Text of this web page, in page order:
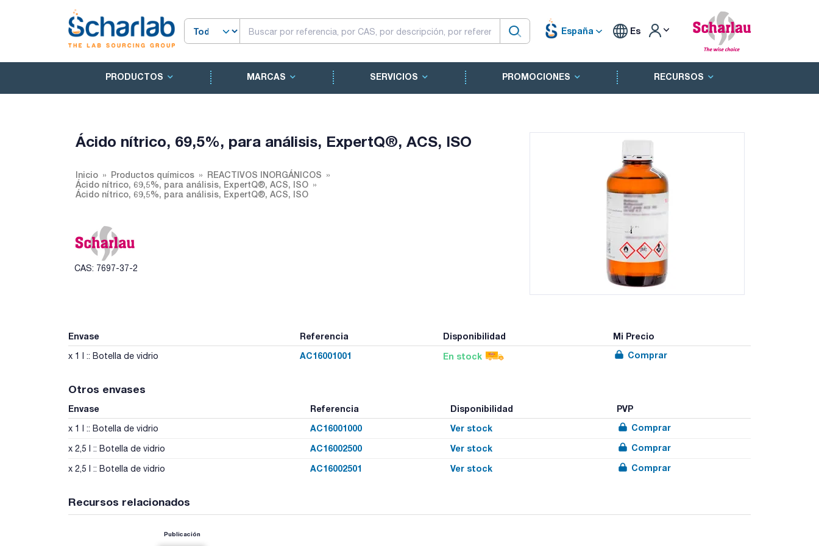
España Es
PRODUCTOS MARCAS SERVICIOS PROMOCIONES RECURSOS
Ácido nítrico, 69,5%, para análisis, ExpertQ®, ACS, ISO
Inicio Productos químicos
REACTIVOS INORGÁNICOS
Ácido nítrico, 69,5%, para análisis, ExpertQ®, ACS, ISO
Ácido nítrico, 69,5%, para análisis, ExpertQ®, ACS, ISO
CAS: 7697-37-2
Envase Referencia Disponibilidad Mi Precio
x 1 l :: Botella de vidrio AC16001001 En stock Comprar
Otros envases
Envase Referencia Disponibilidad PVP
x 1 l :: Botella de vidrio AC16001000 Ver stock Comprar
x 2,5 l :: Botella de vidrio AC16002500 Ver stock Comprar
x 2,5 l :: Botella de vidrio AC16002501 Ver stock Comprar
Recursos relacionados
Publicación